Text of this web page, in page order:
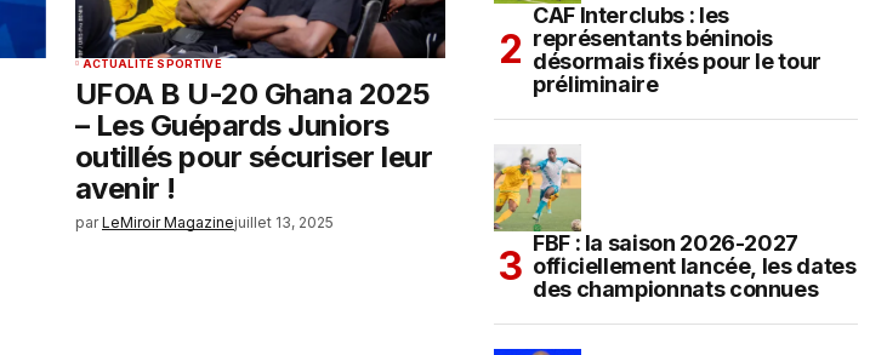
ACTUALITÉ SPORTIVE
UFOA B U-20 Ghana 2025
– Les Guépards Juniors
outillés pour sécuriser leur
avenir !
par LeMiroir Magazinejuillet 13, 2025
CAF Interclubs : les
représentants béninois
désormais fixés pour le tour
préliminaire
FBF : la saison 2026-2027
officiellement lancée, les dates
des championnats connues